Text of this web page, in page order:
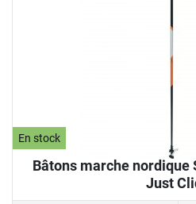
En stock
Bâtons marche nordique
Just